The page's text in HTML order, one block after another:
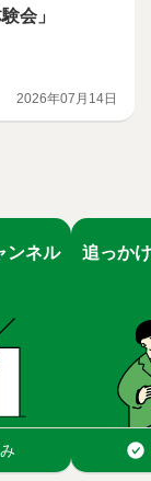
会」
2026年07月14日